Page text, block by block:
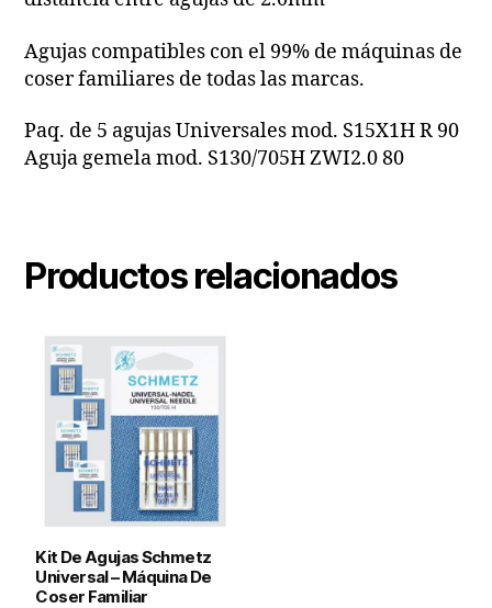
Agujas compatibles con el 99% de máquinas de
coser familiares de todas las marcas.
Paq. de 5 agujas Universales mod. S15X1H R 90
Aguja gemela mod. S130/705H ZWI2.0 80
Productos relacionados
Kit De Agujas Schmetz
Universal – Máquina De
Coser Familiar